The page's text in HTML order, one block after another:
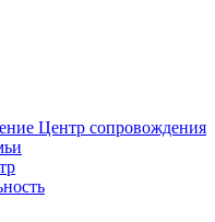
Центр сопровождения